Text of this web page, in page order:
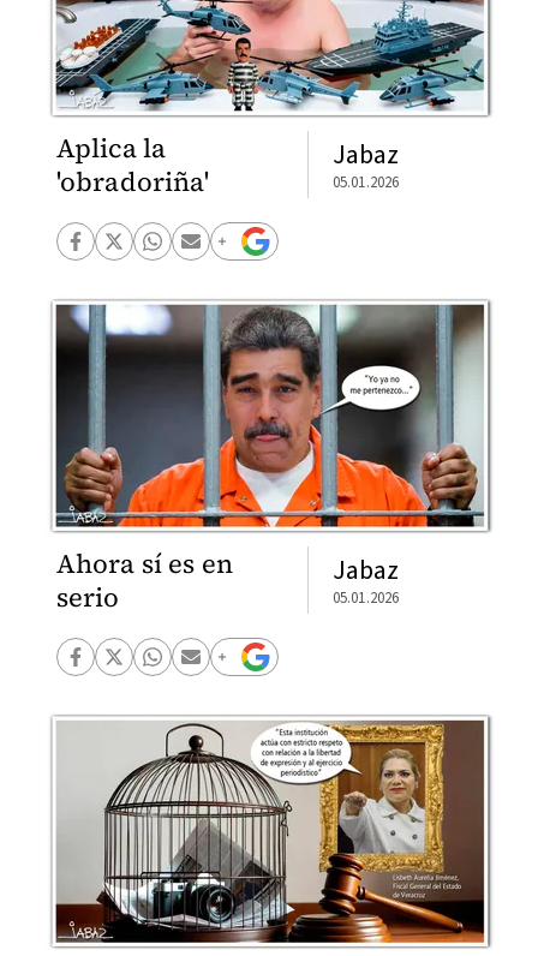
Aplica la
'obradoriña'
Jabaz
05.01.2026
Ahora sí es en
serio
Jabaz
05.01.2026